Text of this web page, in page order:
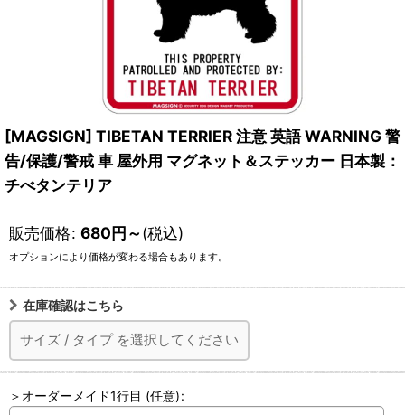
[MAGSIGN] TIBETAN TERRIER 注意 英語 WARNING 警
告/保護/警戒 車 屋外用 マグネット＆ステッカー 日本製：
チべタンテリア
販売価格: 680円～(税込)
オプションにより価格が変わる場合もあります。
在庫確認はこちら
サイズ / タイプ を選択してください
＞オーダーメイド1行目 (任意):